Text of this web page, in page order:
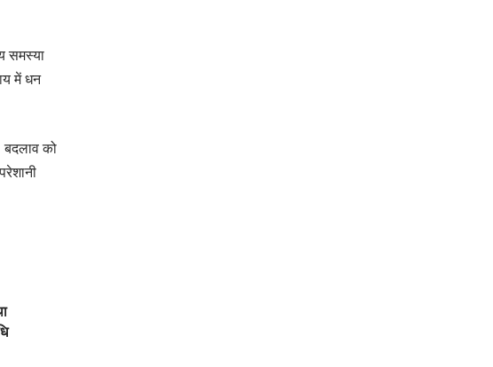
समस्या
में धन
बदलाव को